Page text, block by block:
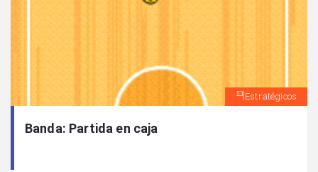
Estratégicos
Banda: Partida en caja